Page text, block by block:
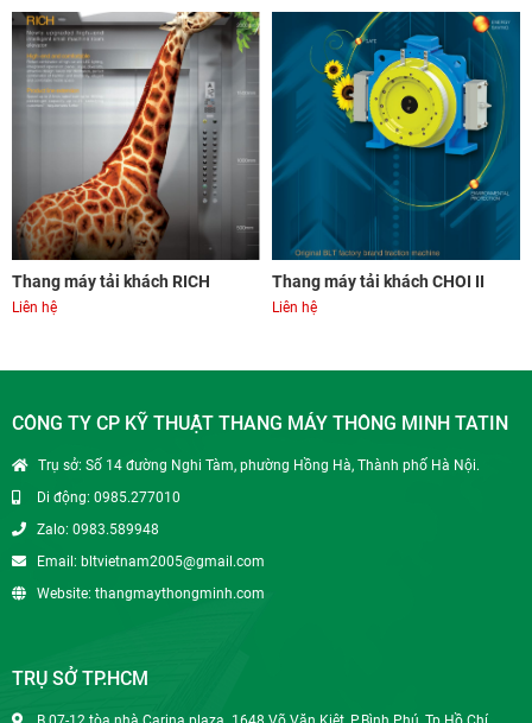
Thang máy tải khách RICH
Liên hệ
Thang máy tải khách CHOI II
Liên hệ
CÔNG TY CP KỸ THUẬT THANG MÁY THÔNG MINH TATIN
Trụ sở: Số 14 đường Nghi Tàm, phường Hồng Hà, Thành phố Hà Nội.
Di động: 0985.277010
Zalo: 0983.589948
Email: bltvietnam2005@gmail.com
Website: thangmaythongminh.com
TRỤ SỞ TP.HCM